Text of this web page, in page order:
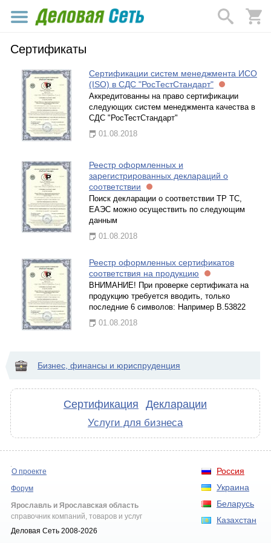
Сертификаты
Сертификации систем менеджмента ИСО
(ISO) в СДС "РосТестСтандарт"
Аккредитованны на право сертификации
следующих систем менеджмента качества в
СДС "РосТестСтандарт"
01.08.2018
Реестр оформленных и
зарегистрированных деклараций о
соответствии
Поиск декларации о соответствии ТР ТС,
ЕАЭС можно осуществить по следующим
данным
01.08.2018
Реестр оформленных сертификатов
соответствия на продукцию
ВНИМАНИЕ! При проверке сертификата на
продукцию требуется вводить, только
последние 6 символов: Например В.53822
01.08.2018
Бизнес, финансы и юриспруденция
Сертификация Декларации
Услуги для бизнеса
Россия
Украина
Беларусь
Казахстан
О проекте
Форум
Ярославль и Ярославская область
справочник компаний, товаров и услуг
Деловая Сеть 2008-2026